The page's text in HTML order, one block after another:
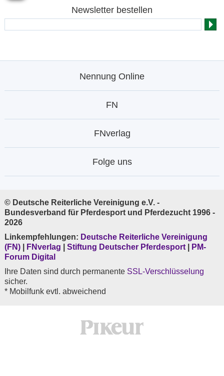
Newsletter bestellen
Nennung Online
FN
FNverlag
Folge uns
© Deutsche Reiterliche Vereinigung e.V. -
Bundesverband für Pferdesport und Pferdezucht 1996 -
2026
Linkempfehlungen: Deutsche Reiterliche Vereinigung
(FN)
FNverlag Stiftung Deutscher Pferdesport
PM-
Forum Digital
Ihre Daten sind durch permanente SSL-Verschlüsselung
sicher.
* Mobilfunk evtl. abweichend